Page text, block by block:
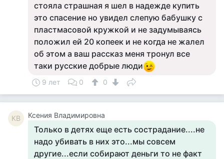
стояла страшная я шел в надежде купить
это спасение но увидел слепую бабушку с
пластмасовой кружкой и не задумываясь
положил ей 20 копеек и не когда не жалел
об этом а ваш рассказ меня тронул все
таки русские добрые люди
9 лет 0 0
КВ Ксения Владимировна
Только в детях еще есть сострадание....не
надо убивать в них это...мы совсем
другие...если собирают деньги то не факт